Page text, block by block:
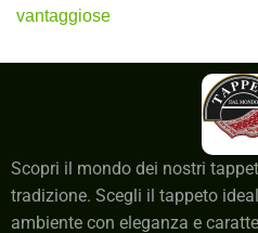
vantaggiose
Scopri il mondo dei nostri
tradizione. Scegli il tappeto
ambiente con eleganza e